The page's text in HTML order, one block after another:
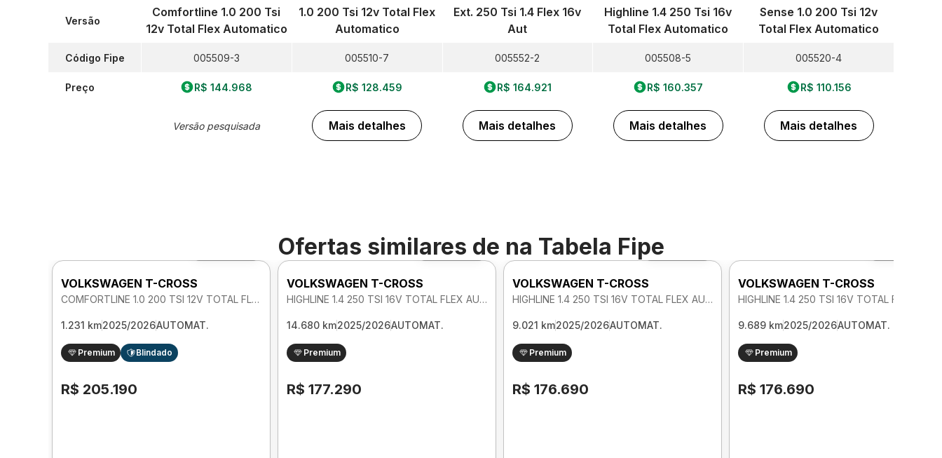
Versão
Código Fipe
Preço
Comfortline 1.0 200 Tsi
12v Total Flex Automatico
005509-3
R$ 144.968
Versão pesquisada
1.0 200 Tsi 12v Total Flex
Automatico
005510-7
R$ 128.459
Mais detalhes
Ext. 250 Tsi 1.4 Flex 16v
Aut
005552-2
R$ 164.921
Mais detalhes
Highline 1.4 250 Tsi 16v
Total Flex Automatico
005508-5
R$ 160.357
Mais detalhes
Sense 1.0 200 Tsi 12v
Total Flex Automatico
005520-4
R$ 110.156
Mais detalhes
Ofertas similares de na Tabela Fipe
VOLKSWAGEN T-CROSS
COMFORTLINE 1.0 200 TSI 12V TOTAL FLEX AUTOMATICO
1.231 km2025/2026AUTOMAT.
Premium Blindado
R$ 205.190
Foto 360º
VOLKSWAGEN T-CROSS
HIGHLINE 1.4 250 TSI 16V TOTAL FLEX AUTOMATICO
14.680 km2025/2026AUTOMAT.
Premium
R$ 177.290
Foto 360º
VOLKSWAGEN T-CROSS
HIGHLINE 1.4 250 TSI 16V TOTAL FLEX AUTOMATICO
9.021 km2025/2026AUTOMAT.
Premium
R$ 176.690
VOLKSWAGEN T-CROSS
9.689 km2025/2026AUTOMAT.
Premium
R$ 176.690